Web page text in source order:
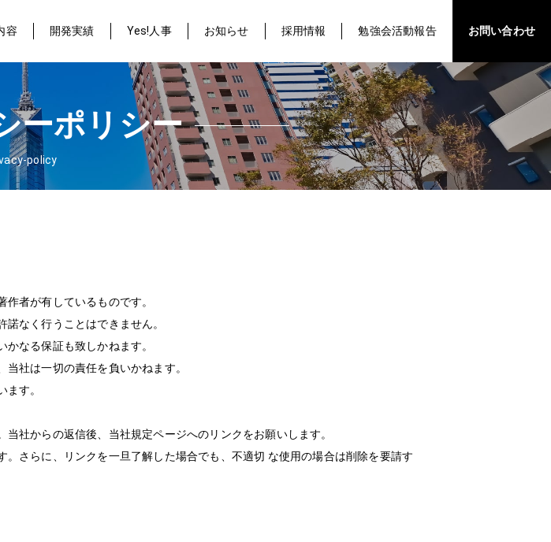
容 開発実績 Yes!人事 お知らせ 採用情報 勉強会活動報告 お問い合わせ
ーポリシー
policy
者が有しているものです。
なく行うことはできません。
なる保証も致しかねます。
社は一切の責任を負いかねます。
す。
社からの返信後、当社規定ページへのリンクをお願いします。
さらに、リンクを一旦了解した場合でも、不適切 な使用の場合は削除を要請す